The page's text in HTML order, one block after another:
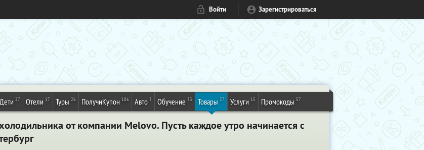
Войти Зарегистрироваться
Дети 27 Отели 17 Туры 26 ПолучиКупон 106 Авто 3 Обучение 33 Товары 27 Услуги 15 Промокоды 57
от компании Melovo. Пусть каждое утро начинается с